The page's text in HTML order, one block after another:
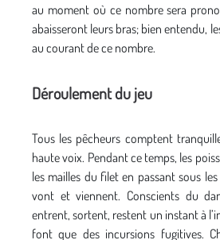
au moment où ce nombre sera
abaisseront leurs bras; bien entendu,
au courant de ce nombre.
Déroulement du jeu
Tous les pêcheurs comptent
haute voix. Pendant ce temps, les
les mailles du filet en passant sous
vont et viennent. Conscients du
entrent, sortent, restent un instant à
font que des incursions fugitives.